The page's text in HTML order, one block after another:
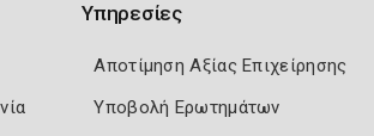
Υπηρεσίες
Αποτίμηση Αξίας Επιχείρησης
Υποβολή Ερωτημάτων